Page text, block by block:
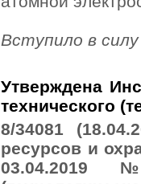
Вступило в
Утверждена
технического
8/34081
ресурсов и
03.04.2019